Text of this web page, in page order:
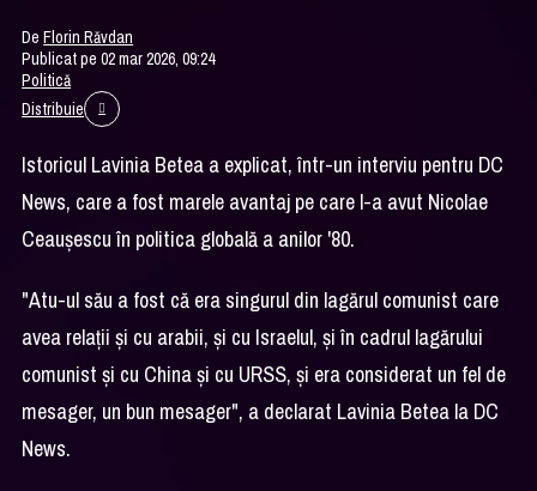
DeFlorin Răvdan
Publicat pe 02 mar 2026, 09:24
Politică
Distribuie
Istoricul Lavinia Betea a explicat, într-un interviu pentru DC
News, care a fost marele avantaj pe care l-a avut Nicolae
Ceauşescu în politica globală a anilor '80.
"Atu-ul său a fost că era singurul din lagărul comunist care
avea relaţii şi cu arabii, şi cu Israelul, şi în cadrul lagărului
comunist şi cu China şi cu URSS, şi era considerat un fel de
mesager, un bun mesager", a declarat Lavinia Betea la DC
News.